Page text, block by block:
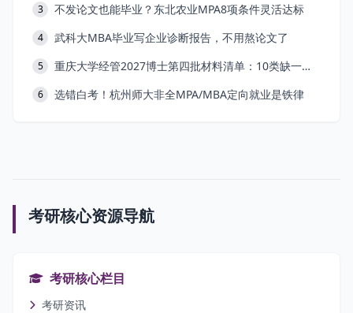
3 不发论文也能毕业？东北农业MPA8项条件灵活达标
4 武科大MBA毕业写企业诊断报告，不用熬论文了
5 重庆大学经管2027博士第四批材料清单：10类缺一不可
6 选错白考！杭州师大非全MPA/MBA定向就业是铁律
考研核心资源导航
考研核心栏目
考研资讯